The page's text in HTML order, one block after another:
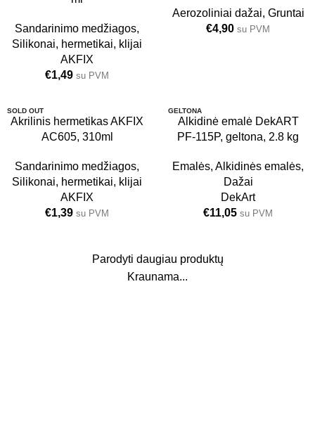
Sandarinimo medžiagos,
Silikonai, hermetikai, klijai
AKFIX
€1,49 su PVM
Aerozoliniai dažai, Gruntai
€4,90 su PVM
SOLD OUT
Akrilinis hermetikas AKFIX
AC605, 310ml
Sandarinimo medžiagos,
Silikonai, hermetikai, klijai
AKFIX
€1,39 su PVM
GELTONA
2.8 KG
Alkidinė emalė DekART
PF-115P, geltona, 2.8 kg
Emalės, Alkidinės emalės,
Dažai
DekArt
€11,05 su PVM
Parodyti daugiau produktų
Kraunama...